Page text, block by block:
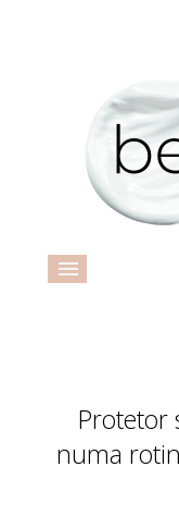
Protetor
numa